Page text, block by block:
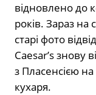
відновлено до
років. Зараз на
старі фото
Caesar’s знову
з Пласенсією
кухаря.